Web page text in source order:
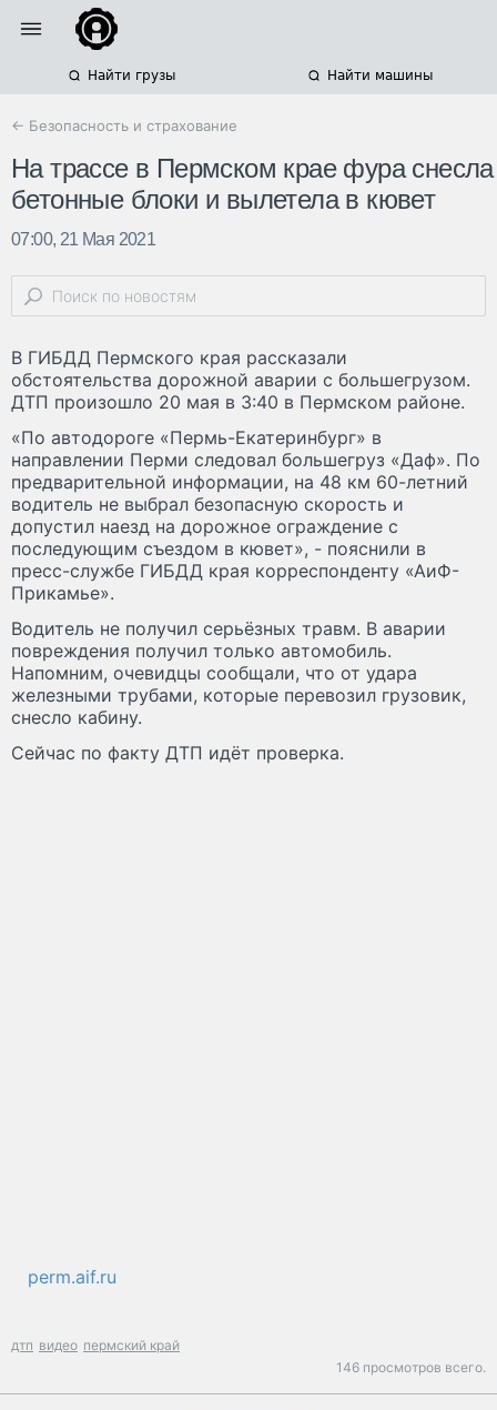
Найти грузы Найти машины
← Безопасность и страхование
На трассе в Пермском крае фура снесла
бетонные блоки и вылетела в кювет
07:00, 21 Мая 2021
В ГИБДД Пермского края рассказали
обстоятельства дорожной аварии с большегрузом.
ДТП произошло 20 мая в 3:40 в Пермском районе.
«По автодороге «Пермь-Екатеринбург» в
направлении Перми следовал большегруз «Даф». По
предварительной информации, на 48 км 60-летний
водитель не выбрал безопасную скорость и
допустил наезд на дорожное ограждение с
последующим съездом в кювет», - пояснили в
пресс-службе ГИБДД края корреспонденту «АиФ-
Прикамье».
Водитель не получил серьёзных травм. В аварии
повреждения получил только автомобиль.
Напомним, очевидцы сообщали, что от удара
железными трубами, которые перевозил грузовик,
снесло кабину.
Сейчас по факту ДТП идёт проверка.
perm.aif.ru
дтп видео пермский край
146 просмотров всего.